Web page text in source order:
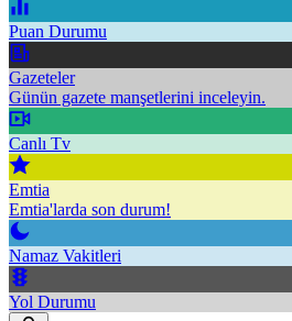
Puan Durumu
Gazeteler
Günün gazete manşetlerini inceleyin.
Canlı Tv
Emtia
Emtia'larda son durum!
Namaz Vakitleri
Yol Durumu